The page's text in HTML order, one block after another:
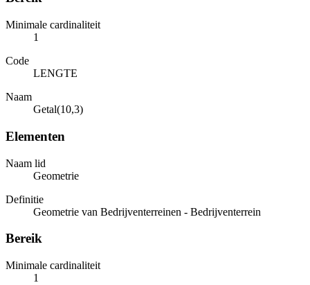
Minimale cardinaliteit
1
Code
LENGTE
Naam
Getal(10,3)
Elementen
Naam lid
Geometrie
Definitie
Geometrie van Bedrijventerreinen - Bedrijventerrein
Bereik
Minimale cardinaliteit
1